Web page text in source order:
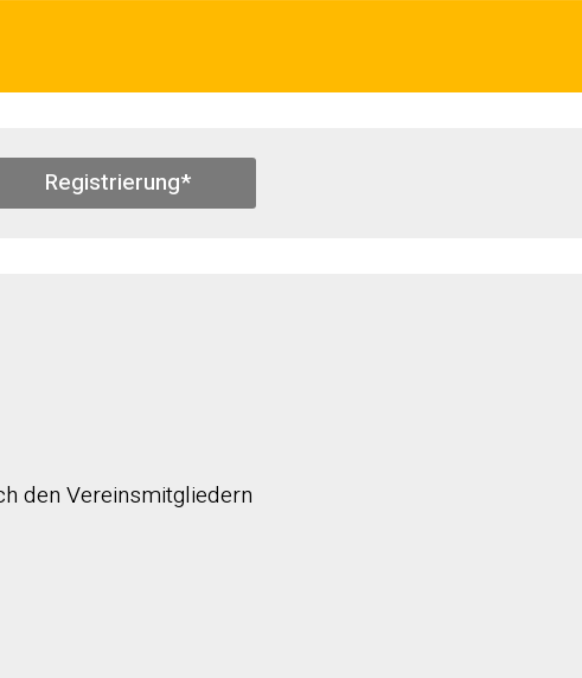
Registrierung*
den Vereinsmitgliedern